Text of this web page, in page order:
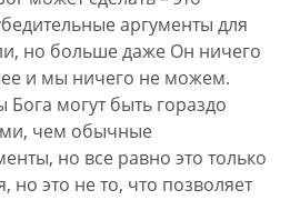
аргументы для
но больше даже Он ничего
и мы ничего не можем.
могут быть гораздо
чем обычные
но все равно это только
но это не то, что позволяет